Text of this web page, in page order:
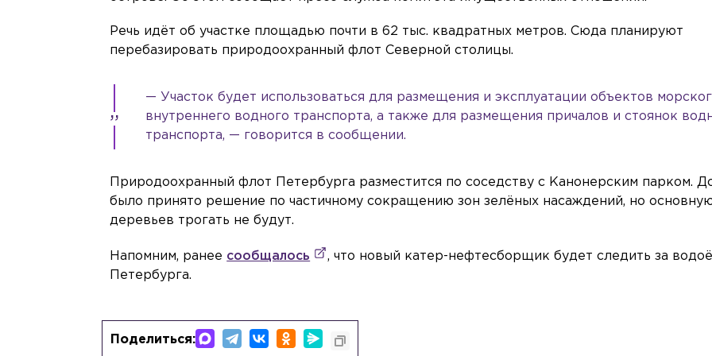
Речь идёт об участке площадью почти в 62 тыс. квадратных метров. Сюда планируют
перебазировать природоохранный флот Северной столицы.
— Участок будет использоваться для размещения и эксплуатации объектов
внутреннего водного транспорта, а также для размещения причалов и стоянок
транспорта, — говорится в сообщении.
Природоохранный флот Петербурга разместится по соседству с Канонерским парком.
было принято решение по частичному сокращению зон зелёных насаждений, но основную
деревьев трогать не будут.
Напомним, ранее сообщалось
, что новый катер-нефтесборщик будет следить за
Петербурга.
Поделиться: